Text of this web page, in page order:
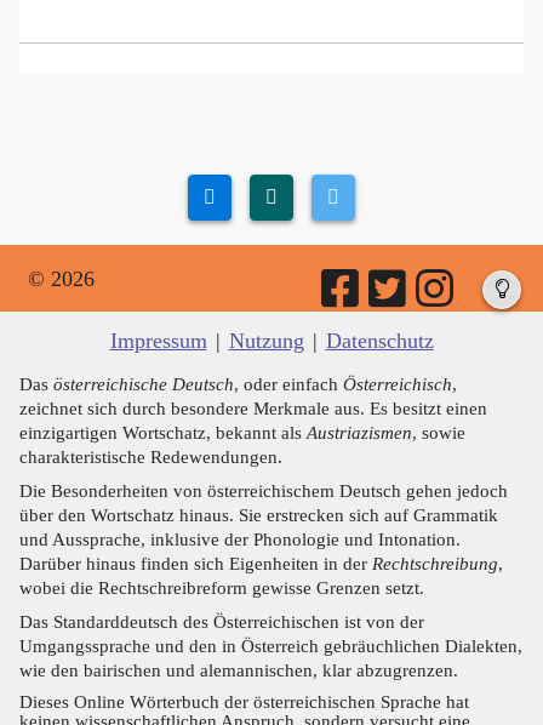
© 2026
Impressum | Nutzung | Datenschutz
Das österreichische Deutsch, oder einfach Österreichisch,
zeichnet sich durch besondere Merkmale aus. Es besitzt einen
einzigartigen Wortschatz, bekannt alsAustriazismen, sowie
charakteristische Redewendungen.
Die Besonderheiten von österreichischem Deutsch gehen jedoch
über den Wortschatz hinaus. Sie erstrecken sich auf Grammatik
und Aussprache, inklusive der Phonologie und Intonation.
Darüber hinaus finden sich Eigenheiten in der Rechtschreibung,
wobei die Rechtschreibreform gewisse Grenzen setzt.
Das Standarddeutsch des Österreichischen ist von der
Umgangssprache und den in Österreich gebräuchlichen Dialekten,
wie den bairischen und alemannischen, klar abzugrenzen.
Dieses Online Wörterbuch der österreichischen Sprache hat